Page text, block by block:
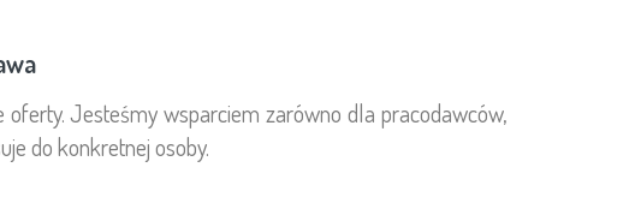
Jesteśmy wsparciem zarówno dla pracodawców,
do konkretnej osoby.